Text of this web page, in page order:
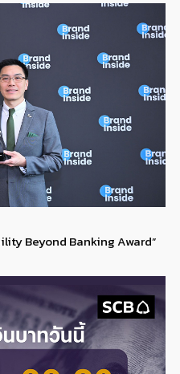
Beyond Banking Award”